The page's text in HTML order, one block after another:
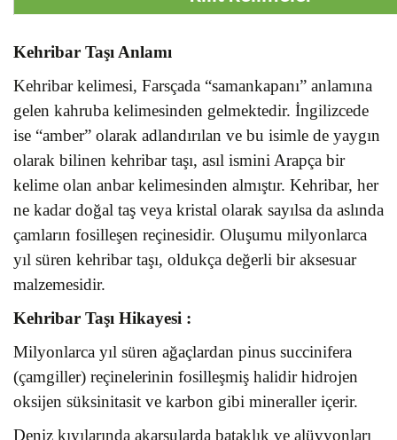
Kehribar Taşı Anlamı
Kehribar kelimesi, Farsçada “samankapanı” anlamına
gelen kahruba kelimesinden gelmektedir. İngilizcede
ise “amber” olarak adlandırılan ve bu isimle de yaygın
olarak bilinen kehribar taşı, asıl ismini Arapça bir
kelime olan anbar kelimesinden almıştır. Kehribar, her
ne kadar doğal taş veya kristal olarak sayılsa da aslında
çamların fosilleşen reçinesidir. Oluşumu milyonlarca
yıl süren kehribar taşı, oldukça değerli bir aksesuar
malzemesidir.
Kehribar Taşı Hikayesi :
Milyonlarca yıl süren ağaçlardan pinus succinifera
(çamgiller) reçinelerinin fosilleşmiş halidir hidrojen
oksijen süksinitasit ve karbon gibi mineraller içerir.
Deniz kıyılarında akarsularda bataklık ve alüvyonları